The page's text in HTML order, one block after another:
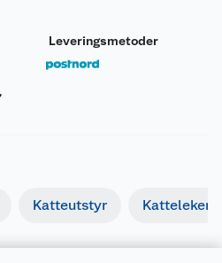
Leveringsmetoder
Katteutstyr Katteleker